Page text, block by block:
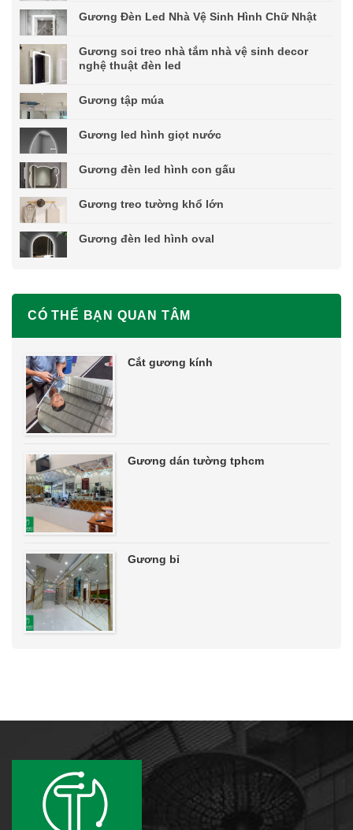
Gương Đèn Led Nhà Vệ Sinh Hình Chữ Nhật
Gương soi treo nhà tắm nhà vệ sinh decor
nghệ thuật đèn led
Gương tập múa
Gương led hình giọt nước
Gương đèn led hình con gấu
Gương treo tường khổ lớn
Gương đèn led hình oval
CÓ THỂ BẠN QUAN TÂM
Cắt gương kính
Gương dán tường tphcm
Gương bỉ